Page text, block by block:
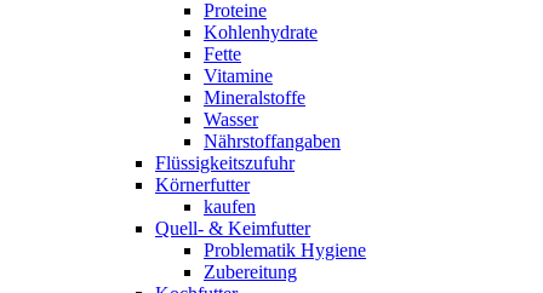
Proteine
Kohlenhydrate
Fette
Vitamine
Mineralstoffe
Wasser
Nährstoffangaben
Flüssigkeitszufuhr
Körnerfutter
kaufen
Quell- & Keimfutter
Problematik Hygiene
Zubereitung